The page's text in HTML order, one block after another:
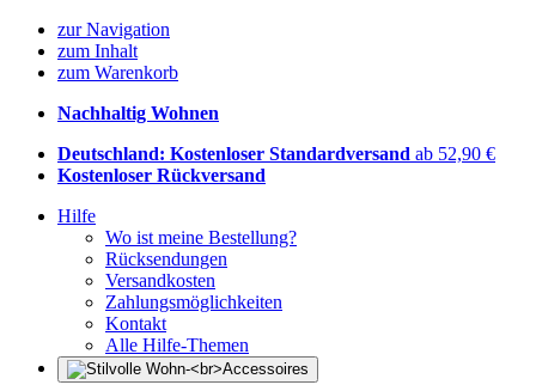
zur Navigation
zum Inhalt
zum Warenkorb
Nachhaltig Wohnen
Deutschland: Kostenloser Standardversand ab 52,90 €
Kostenloser Rückversand
Hilfe
Wo ist meine Bestellung?
Rücksendungen
Versandkosten
Zahlungsmöglichkeiten
Kontakt
Alle Hilfe-Themen